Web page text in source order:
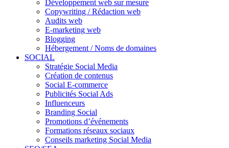
Développement web sur mesure
Copywriting / Rédaction web
Audits web
E-marketing web
Blogging
Hébergement / Noms de domaines
SOCIAL
Stratégie Social Media
Création de contenus
Social E-commerce
Publicités Social Ads
Influenceurs
Branding Social
Promotions d’événements
Formations réseaux sociaux
Conseils marketing Social Media